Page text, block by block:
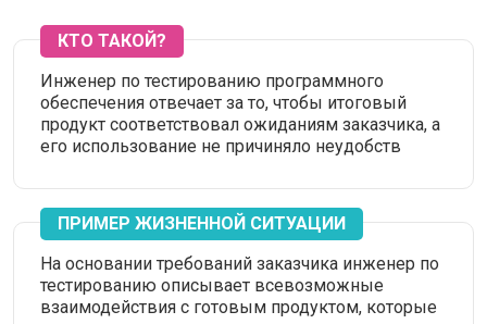
КТО ТАКОЙ?
Инженер по тестированию программного
обеспечения отвечает за то, чтобы итоговый
продукт соответствовал ожиданиям заказчика, а
его использование не причиняло неудобств
ПРИМЕР ЖИЗНЕННОЙ СИТУАЦИИ
На основании требований заказчика инженер по
тестированию описывает всевозможные
взаимодействия с готовым продуктом, которые